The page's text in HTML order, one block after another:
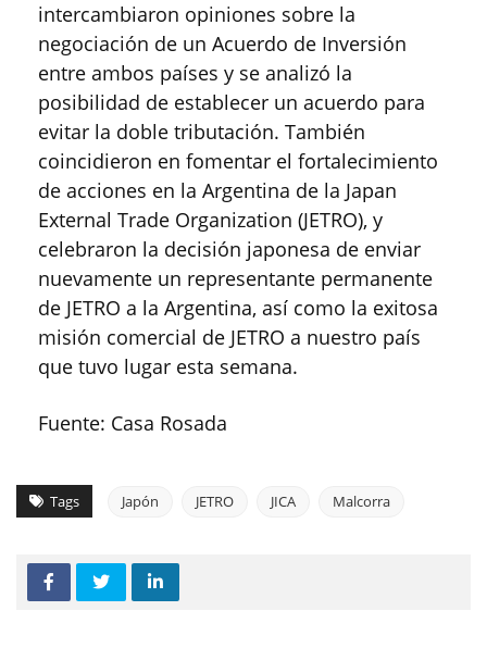
intercambiaron opiniones sobre la
negociación de un Acuerdo de Inversión
entre ambos países y se analizó la
posibilidad de establecer un acuerdo para
evitar la doble tributación. También
coincidieron en fomentar el fortalecimiento
de acciones en la Argentina de la Japan
External Trade Organization (JETRO), y
celebraron la decisión japonesa de enviar
nuevamente un representante permanente
de JETRO a la Argentina, así como la exitosa
misión comercial de JETRO a nuestro país
que tuvo lugar esta semana.
Fuente: Casa Rosada
Tags Japón JETRO JICA Malcorra